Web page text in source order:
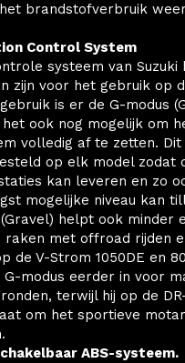
brandstofverbruik
Control System
systeem van Suzuki
zijn voor het gebruik op
is er de G-modus
ook nog mogelijk om
volledig af te zetten. Dit
op elk model zodat
kan leveren en zo
mogelijke niveau kan
helpt ook minder
raken met offroad rijden
de V-Strom 1050DE en
G-modus eerder in voor
terwijl hij op de
om het sportieve
ABS-systeem.